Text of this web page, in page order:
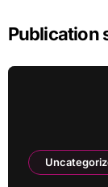
Publication